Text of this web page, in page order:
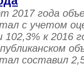
2017 года
с учетом
к 2016
составил